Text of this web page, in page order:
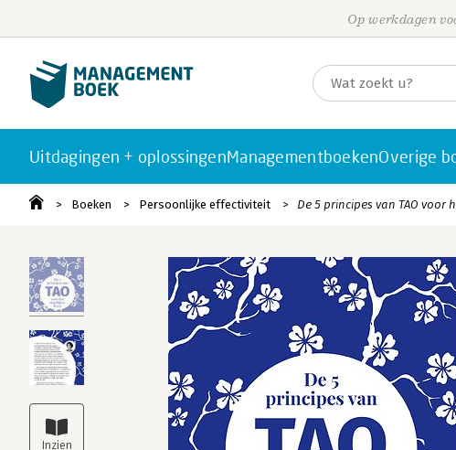
Op werkdagen
Uitdagingen + oplossingenManagementboekenOverige
Boeken Persoonlijke effectiviteit De 5 principes van TAO voor